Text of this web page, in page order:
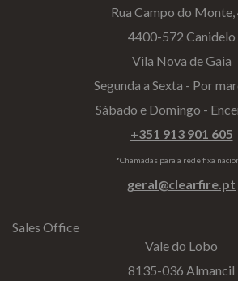
Rua Campo do Monte,
4400-572 Canidelo
Vila Nova de Gaia
Segunda a Sexta - Por
Sábado e Domingo -
+351 913 901 605
*Chamadas para a rede fixa
geral@clearfire.pt
Sales Office
Vale do Lobo
8135-036 Almancil